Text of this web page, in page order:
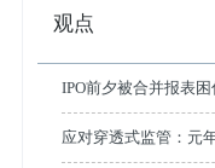
观点
IPO前夕被合并报表
企业破局
应对穿透式监管：元